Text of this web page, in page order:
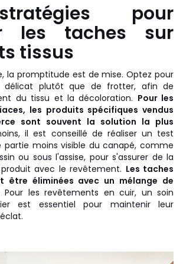
pour
les taches sur
tissus
la promptitude est de mise. Optez pour
délicat plutôt que de frotter, afin de
du tissu et la décoloration. Pour les
les produits spécifiques vendus
sont souvent la solution la plus
il est conseillé de réaliser un test
partie moins visible du canapé, comme
ou sous l'assise, pour s'assurer de la
avec le revêtement. Les taches
être éliminées avec un mélange de
Pour les revêtements en cuir, un soin
est essentiel pour maintenir leur